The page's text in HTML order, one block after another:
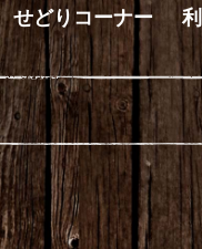
せどりコーナー